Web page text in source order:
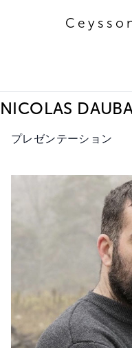
NICOLAS
プレゼンテーション